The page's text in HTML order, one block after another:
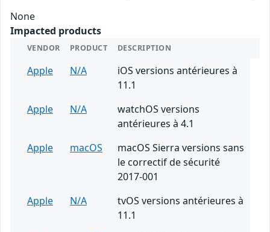
None
Impacted products
VENDOR PRODUCT DESCRIPTION
Apple N/A
iOS versions antérieures à
11.1
Apple
N/A
watchOS versions
antérieures à 4.1
Apple
macOS
macOS Sierra versions sans
le correctif de sécurité
2017-001
Apple
N/A
tvOS versions antérieures à
11.1